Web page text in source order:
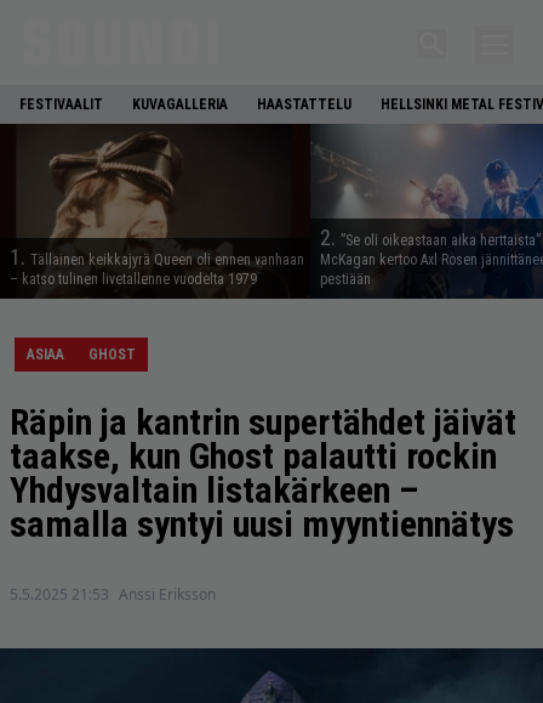
FESTIVAALIT KUVAGALLERIA HAASTATTELU HELLSINKI METAL
1. Tällainen keikkajyrä Queen oli ennen vanhaan
– katso tulinen livetallenne vuodelta 1979
2. ”Se oli oikeastaan aika
McKagan kertoo Axl Rosen
pestiään
ASIAA GHOST
Räpin ja kantrin supertähdet jäivät
taakse, kun Ghost palautti rockin
Yhdysvaltain listakärkeen –
samalla syntyi uusi myyntiennätys
5.5.2025 21:53 Anssi Eriksson